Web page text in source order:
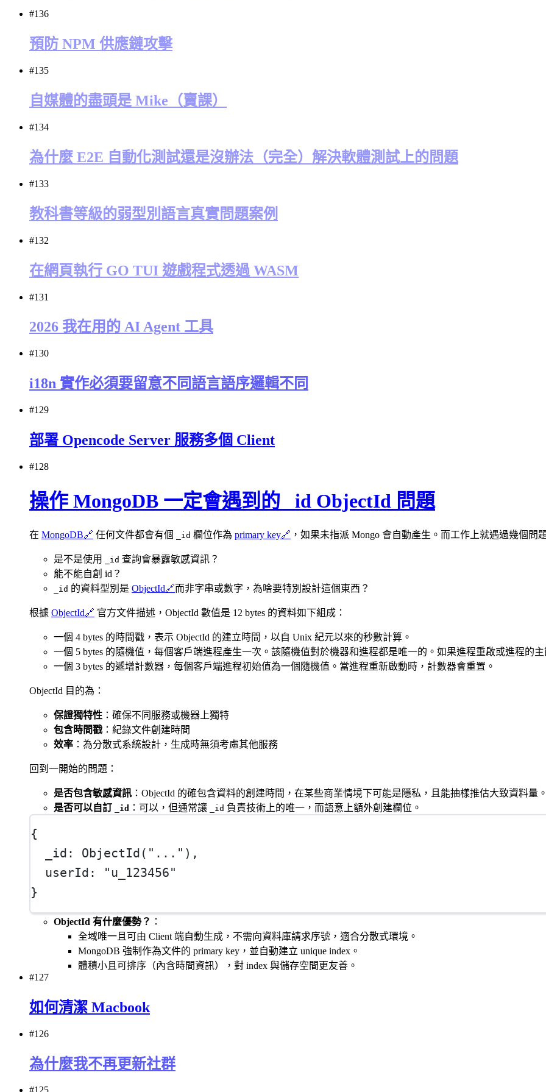
#136
預防 NPM 供應鏈攻擊
#135
自媒體的盡頭是 Mike（賣課）
#134
為什麼 E2E 自動化測試還是沒辦法（完全）解決軟體測試上的問題
#133
教科書等級的弱型別語言真實問題案例
#132
在網頁執行 GO TUI 遊戲程式透過 WASM
#131
2026 我在用的 AI Agent 工具
#130
i18n 實作必須要留意不同語言語序邏輯不同
#129
部署 Opencode Server 服務多個 Client
#128
操作 MongoDB 一定會遇到的 _id ObjectId 問題
在 MongoDB🔗 任何文件都會有個 _id 欄位作為 primary key🔗 ，如果未指派 Mongo 會自動產生。而工作上就遇過幾個問
是不是使用 _id 查詢會暴露敏感資訊？
能不能自創 id？
_id 的資料型別是 ObjectId🔗而非字串或數字，為啥要特別設計這個東西？
根據 ObjectId🔗 官方文件描述，ObjectId 數值是 12 bytes 的資料如下組成：
一個 4 bytes 的時間戳，表示 ObjectId 的建立時間，以自 Unix 紀元以來的秒數計算。
一個 5 bytes 的隨機值，每個客戶端進程產生一次。該隨機值對於機器和進程都是唯一的。如果進程重啟或進程的
一個 3 bytes 的遞增計數器，每個客戶端進程初始值為一個隨機值。當進程重新啟動時，計數器會重置。
ObjectId 目的為：
保證獨特性 ：確保不同服務或機器上獨特
包含時間戳 ：紀錄文件創建時間
效率 ：為分散式系統設計，生成時無須考慮其他服務
回到一開始的問題：
是否包含敏感資訊 ：ObjectId 的確包含資料的創建時間，在某些商業情境下可能是隱私，且能抽樣推估大致資料量。
是否可以自訂
_id ：可以，但通常讓 _id 負責技術上的唯一，而語意上額外創建欄位。
{
_id : ObjectId ( "..." ),
userId :
"u_123456"
}
ObjectId 有什麼優勢？ ：
全域唯一且可由 Client 端自動生成，不需向資料庫請求序號，適合分散式環境。
MongoDB 強制作為文件的 primary key，並自動建立 unique index。
體積小且可排序（內含時間資訊），對 index 與儲存空間更友善。
#127
如何清潔 Macbook
#126
為什麼我不再更新社群